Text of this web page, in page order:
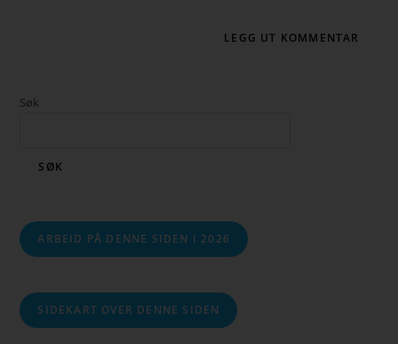
Søk
SØK
ARBEID PÅ DENNE SIDEN I 2026
SIDEKART OVER DENNE SIDEN